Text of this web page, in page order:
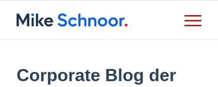
Corporate Blog der